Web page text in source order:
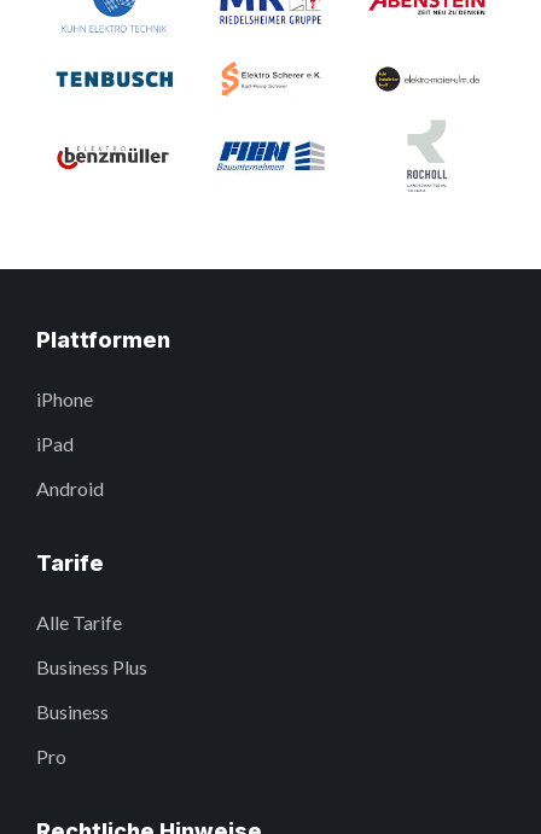
Plattformen
iPhone
iPad
Android
Tarife
Alle Tarife
Business Plus
Business
Pro